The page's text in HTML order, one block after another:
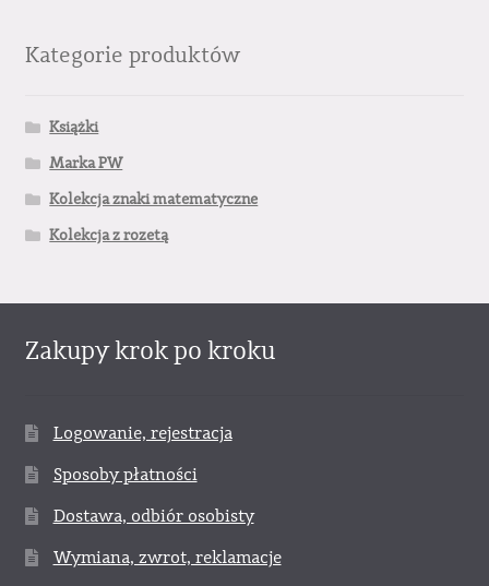
Kategorie produktów
Książki
Marka PW
Kolekcja znaki matematyczne
Kolekcja z rozetą
Zakupy krok po kroku
Logowanie, rejestracja
Sposoby płatności
Dostawa, odbiór osobisty
Wymiana, zwrot, reklamacje